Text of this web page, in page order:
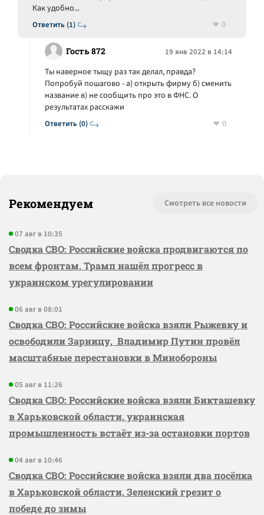
Ответить (1)
Как удобно...
0
Гость 872 19 янв 2022 в 14:14
Ответить (0)
Ты наверное тыщу раз так делал, правда?
Попробуй пошагово - а) открыть фирму б) сменить
название в) не сообщить про это в ФНС. О
результатах расскажи
0
Рекомендуем Смотреть все новости
07 авг в 10:35
Сводка СВО: Российские войска продвигаются по
всем фронтам, Трамп нашёл прогресс в
украинском урегулировании
06 авг в 08:01
Сводка СВО: Российские войска взяли Рыжевку и
освободили Зарницу, Владимир Путин провёл
масштабные перестановки в Минобороны
05 авг в 11:26
Сводка СВО: Российские войска взяли Бикташевку
в Харьковской области, украинская
промышленность встаёт из-за остановки портов
04 авг в 10:46
Сводка СВО: Российские войска взяли два посёлка
в Харьковской области, Зеленский грезит о
победе до зимы